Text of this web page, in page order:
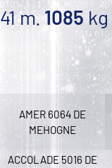
41 m. 1085 kg
AMER 6064 DE
MEHOGNE
ACCOLADE 5016 DE